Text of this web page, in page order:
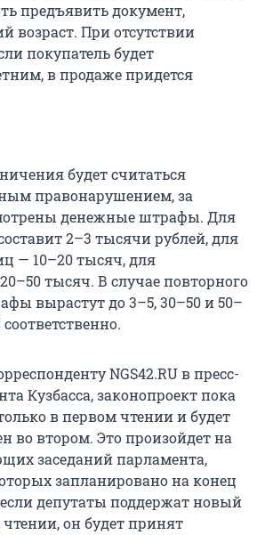
предъявить документ,
возраст. При отсутствии
покупатель будет
в продаже придется
будет считаться
правонарушением, за
денежные штрафы. Для
2–3 тысячи рублей, для
— 10–20 тысяч, для
тысяч. В случае повторного
вырастут до 3–5, 30–50 и 50–
NGS42.RU в пресс-
Кузбасса, законопроект пока
в первом чтении и будет
во втором. Это произойдет на
заседаний парламента,
запланировано на конец
депутаты поддержат новый
он будет принят